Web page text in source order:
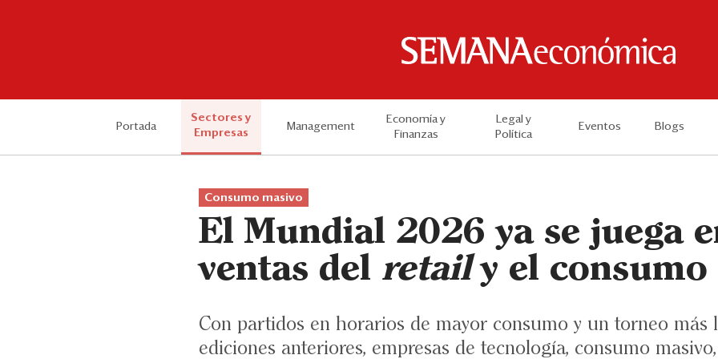
Portada
Sectores y
Empresas
Management
Economía y
Finanzas
Legal y
Política
Eventos Blogs
Consumo masivo
El Mundial 2026 ya se juega
ventas del retaily el consumo
Con partidos en horarios de mayor consumo y un torneo más
ediciones anteriores, empresas de tecnología, consumo